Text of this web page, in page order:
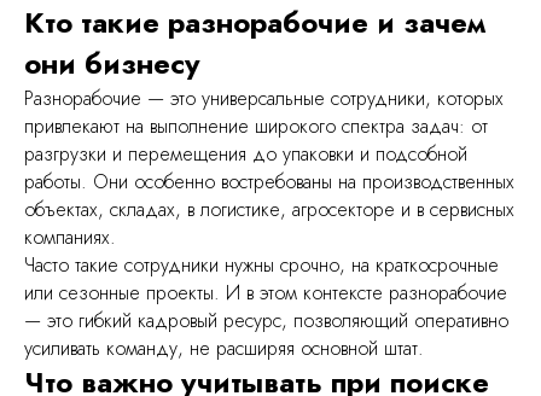
Кто такие разнорабочие и зачем
они бизнесу
Разнорабочие — это универсальные сотрудники, которых
привлекают на выполнение широкого спектра задач: от
разгрузки и перемещения до упаковки и подсобной
работы. Они особенно востребованы на производственных
объектах, складах, в логистике, агросекторе и в сервисных
компаниях.
Часто такие сотрудники нужны срочно, на краткосрочные
или сезонные проекты. И в этом контексте разнорабочие
— это гибкий кадровый ресурс, позволяющий оперативно
усиливать команду, не расширяя основной штат.
Что важно учитывать при поиске